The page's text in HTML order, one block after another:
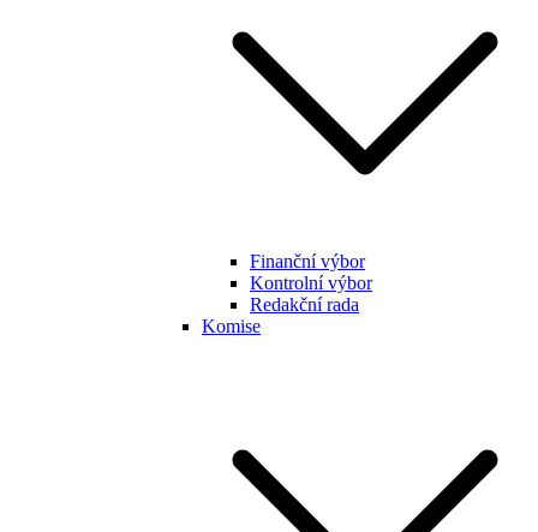
Finanční výbor
Kontrolní výbor
Redakční rada
Komise